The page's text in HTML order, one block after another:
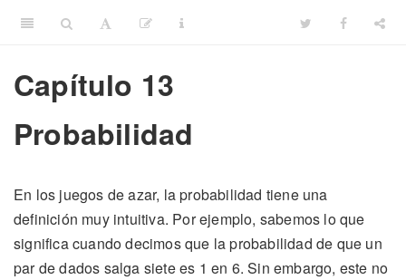
Capítulo 13
Probabilidad
En los juegos de azar, la probabilidad tiene una
definición muy intuitiva. Por ejemplo, sabemos lo que
significa cuando decimos que la probabilidad de que un
par de dados salga siete es 1 en 6. Sin embargo, este no